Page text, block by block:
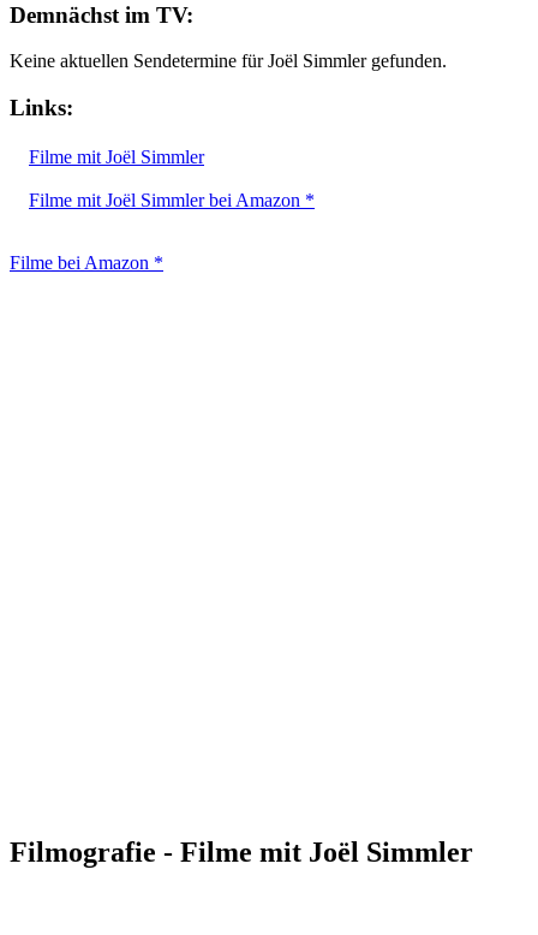
Demnächst im TV:
Keine aktuellen Sendetermine für Joël Simmler gefunden.
Links:
Filme mit Joël Simmler
Filme mit Joël Simmler bei Amazon *
Filme bei Amazon *
Filmografie - Filme mit Joël Simmler